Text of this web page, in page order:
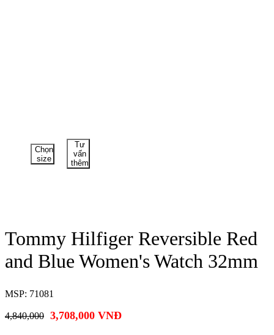
Chọn
size
Tư
vấn
thêm
Tommy Hilfiger Reversible Red
and Blue Women's Watch 32mm
MSP: 71081
4,840,000 3,708,000 VNĐ